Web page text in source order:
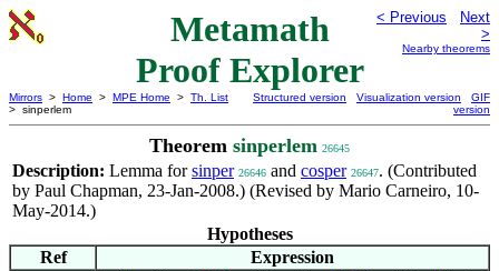
Metamath
Proof Explorer
< Previous
Next
>
Nearby theorems
Mirrors > Home > MPE Home > Th. List
> sinperlem
Structured version Visualization version
GIF
version
Theorem sinperlem 26645
Description: Lemma forsinper 26646 and cosper 26647. (Contributed
by Paul Chapman, 23-Jan-2008.) (Revised by Mario Carneiro, 10-
May-2014.)
Hypotheses
Ref
Expression